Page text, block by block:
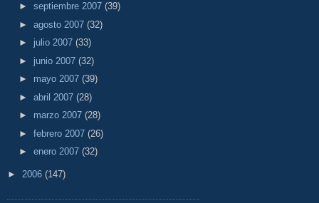
► septiembre 2007 (39)
► agosto 2007 (32)
► julio 2007 (33)
► junio 2007 (32)
► mayo 2007 (39)
► abril 2007 (28)
► marzo 2007 (28)
► febrero 2007 (26)
► enero 2007 (32)
► 2006 (147)